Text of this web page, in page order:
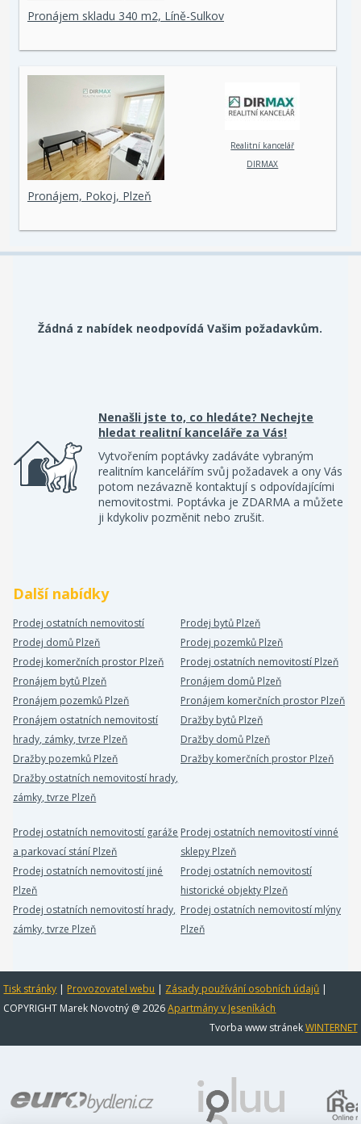
Pronájem skladu 340 m2, Líně-Sulkov
Realitní kancelář
DIRMAX
Pronájem, Pokoj, Plzeň
Žádná z nabídek neodpovídá Vašim požadavkům.
Nenašli jste to, co hledáte? Nechejte
hledat realitní kanceláře za Vás!
Vytvořením poptávky zadáváte vybraným
realitním kancelářím svůj požadavek a ony Vás
potom nezávazně kontaktují s odpovídajícími
nemovitostmi. Poptávka je ZDARMA a můžete
ji kdykoliv pozměnit nebo zrušit.
Další nabídky
Prodej ostatních nemovitostí
Prodej bytů Plzeň
Prodej domů Plzeň
Prodej pozemků Plzeň
Prodej komerčních prostor Plzeň
Prodej ostatních nemovitostí Plzeň
Pronájem bytů Plzeň
Pronájem domů Plzeň
Pronájem pozemků Plzeň
Pronájem komerčních prostor Plzeň
Pronájem ostatních nemovitostí
hrady, zámky, tvrze Plzeň
Dražby bytů Plzeň
Dražby domů Plzeň
Dražby pozemků Plzeň
Dražby komerčních prostor Plzeň
Dražby ostatních nemovitostí hrady,
zámky, tvrze Plzeň
Prodej ostatních nemovitostí garáže
a parkovací stání Plzeň
Prodej ostatních nemovitostí vinné
sklepy Plzeň
Prodej ostatních nemovitostí jiné
Plzeň
Prodej ostatních nemovitostí
historické objekty Plzeň
Prodej ostatních nemovitostí hrady,
zámky, tvrze Plzeň
Prodej ostatních nemovitostí mlýny
Plzeň
Tisk stránky | Provozovatel webu | Zásady používání osobních údajů |
COPYRIGHT Marek Novotný @ 2026Apartmány v Jeseníkách
Tvorba www stránekWINTERNET